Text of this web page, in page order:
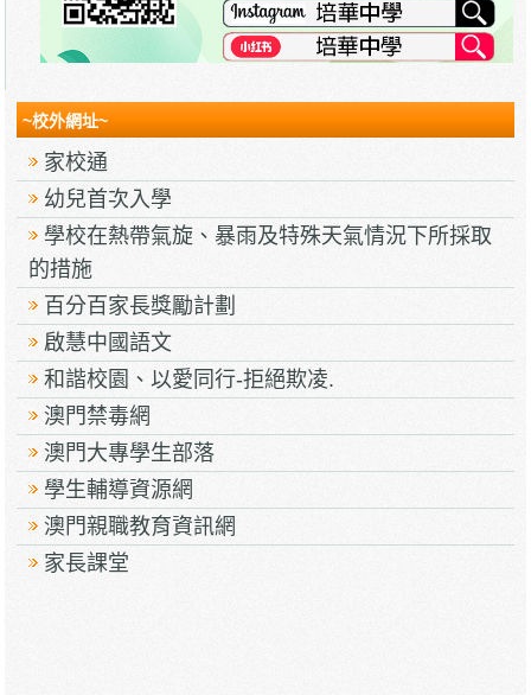
~校外網址~
家校通
幼兒首次入學
學校在熱帶氣旋、暴雨及特殊天氣情況下所採取
的措施
百分百家長獎勵計劃
啟慧中國語文
和諧校園、以愛同行-拒絕欺凌.
澳門禁毒網
澳門大專學生部落
學生輔導資源網
澳門親職教育資訊網
家長課堂